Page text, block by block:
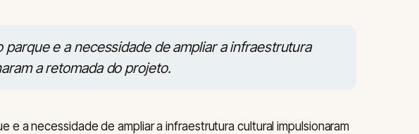
parque e a necessidade de ampliar a infraestrutura
a retomada do projeto.
e a necessidade de ampliar a infraestrutura cultural impulsionaram